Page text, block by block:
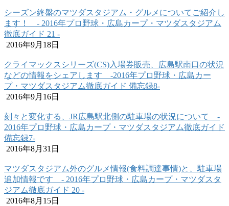
シーズン終盤のマツダスタジアム・グルメについてご紹介し
ます！ ‐ 2016年プロ野球・広島カープ・マツダスタジアム
徹底ガイド 21 ‐
2016年9月18日
クライマックスシリーズ(CS)入場券販売、広島駅南口の状況
などの情報をシェアします ‐2016年プロ野球・広島カー
プ・マツダスタジアム徹底ガイド 備忘録8‐
2016年9月16日
刻々と変化する、JR広島駅北側の駐車場の状況について ‐
2016年プロ野球・広島カープ・マツダスタジアム徹底ガイド
備忘録7‐
2016年8月31日
マツダスタジアム外のグルメ情報(食料調達事情)と、駐車場
追加情報です ‐ 2016年プロ野球・広島カープ・マツダスタ
ジアム徹底ガイド 20 ‐
2016年8月15日